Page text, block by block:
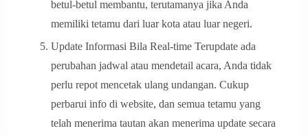
betul-betul membantu, terutamanya jika Anda
memiliki tetamu dari luar kota atau luar negeri.
Update Informasi Bila Real-time Terupdate ada
perubahan jadwal atau mendetail acara, Anda tidak
perlu repot mencetak ulang undangan. Cukup
perbarui info di website, dan semua tetamu yang
telah menerima tautan akan menerima update secara